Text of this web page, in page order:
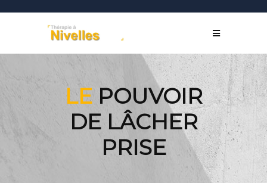
LEPOUVOIR
DE LÂCHER
PRISE